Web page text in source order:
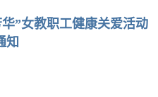
”女教职工健康关爱活动
知